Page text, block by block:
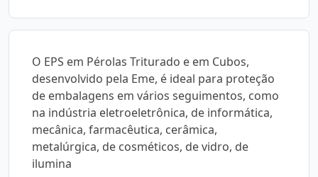
O EPS em Pérolas Triturado e em Cubos,
desenvolvido pela Eme, é ideal para proteção
de embalagens em vários seguimentos, como
na indústria eletroeletrônica, de informática,
mecânica, farmacêutica, cerâmica,
metalúrgica, de cosméticos, de vidro, de
ilumina